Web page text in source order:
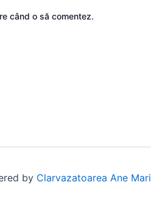
când o să comentez.
by Clarvazatoarea Ane Mari